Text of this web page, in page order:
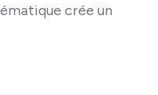
crée un